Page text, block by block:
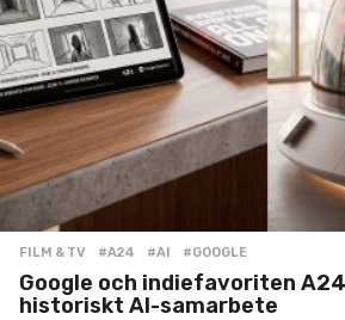
FILM & TV #A24 ,#AI ,#GOOGLE
Google och indiefavoriten
historiskt AI-samarbete